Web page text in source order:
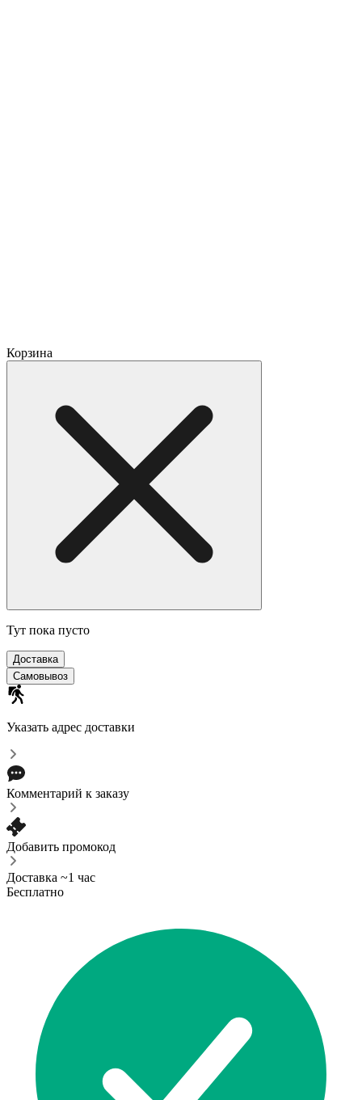
Корзина
Тут пока пусто
Доставка
Самовывоз
Указать адрес доставки
Комментарий к заказу
Добавить промокод
Доставка ~1 час
Бесплатно